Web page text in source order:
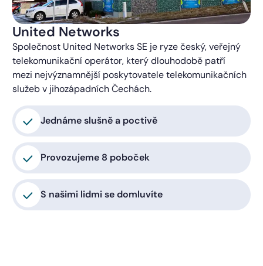
United Networks
Společnost United Networks SE je ryze český, veřejný
telekomunikační operátor, který dlouhodobě patří
mezi nejvýznamnější poskytovatele telekomunikačních
služeb v jihozápadních Čechách.
Jednáme slušně a poctivě
Provozujeme 8 poboček
S našimi lidmi se domluvíte